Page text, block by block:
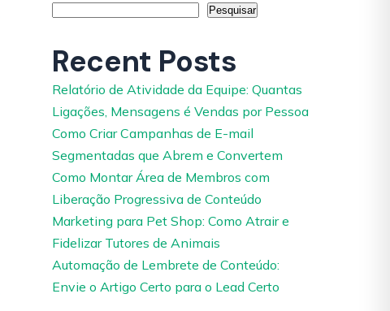
Pesquisar
Recent Posts
Relatório de Atividade da Equipe: Quantas
Ligações, Mensagens é Vendas por Pessoa
Como Criar Campanhas de E-mail
Segmentadas que Abrem e Convertem
Como Montar Área de Membros com
Liberação Progressiva de Conteúdo
Marketing para Pet Shop: Como Atrair e
Fidelizar Tutores de Animais
Automação de Lembrete de Conteúdo:
Envie o Artigo Certo para o Lead Certo